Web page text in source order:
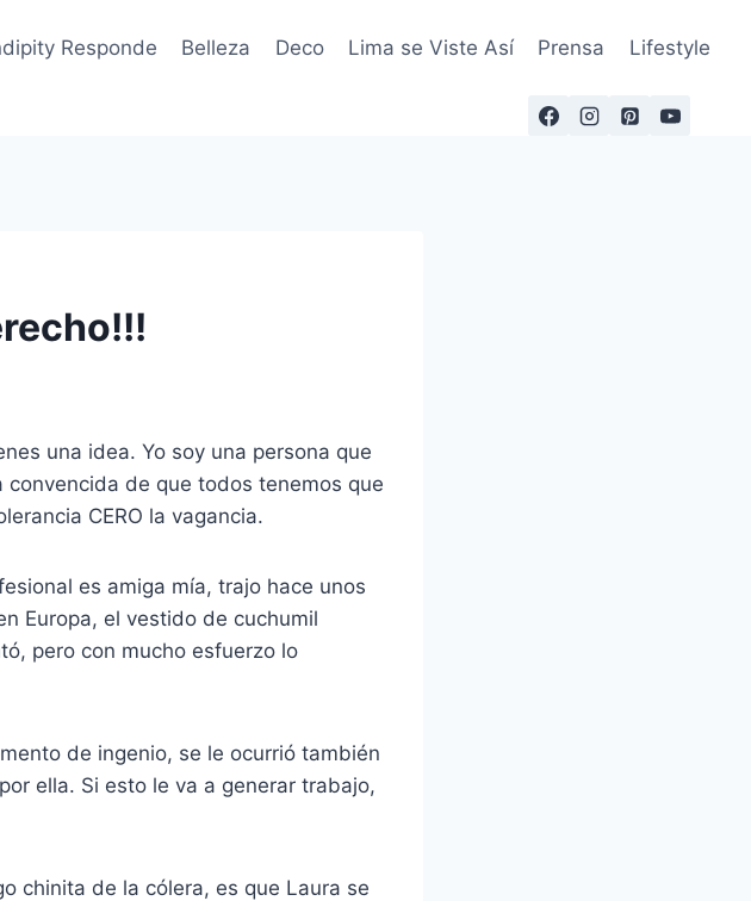
Responde Belleza Deco Lima se Viste Así Prensa Lifestyle
una idea. Yo soy una persona que
de que todos tenemos que
CERO la vagancia.
es amiga mía, trajo hace unos
Europa, el vestido de cuchumil
pero con mucho esfuerzo lo
de ingenio, se le ocurrió también
ella. Si esto le va a generar trabajo,
chinita de la cólera, es que Laura se